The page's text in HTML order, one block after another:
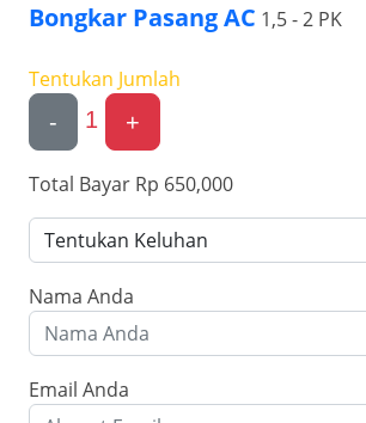
Bongkar Pasang AC 1,5 - 2 PK
Tentukan Jumlah
-
1 +
Total Bayar Rp 650,000
Nama Anda
Email Anda